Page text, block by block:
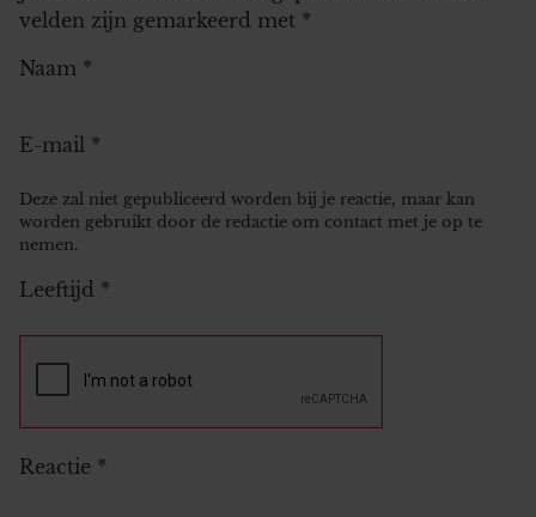
velden zijn gemarkeerd met *
Naam *
E-mail *
Deze zal niet gepubliceerd worden bij je reactie, maar kan
worden gebruikt door de redactie om contact met je op te
nemen.
Leeftijd *
Reactie *